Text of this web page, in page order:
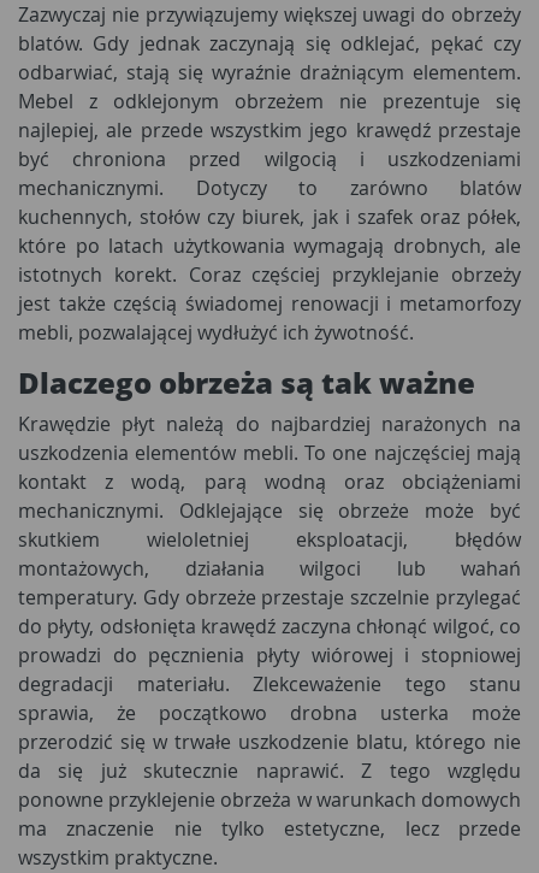
Zazwyczaj nie przywiązujemy większej uwagi do obrzeży
blatów. Gdy jednak zaczynają się odklejać, pękać czy
odbarwiać, stają się wyraźnie drażniącym elementem.
Mebel z odklejonym obrzeżem nie prezentuje się
najlepiej, ale przede wszystkim jego krawędź przestaje
być chroniona przed wilgocią i uszkodzeniami
mechanicznymi. Dotyczy to zarówno blatów
kuchennych, stołów czy biurek, jak i szafek oraz półek,
które po latach użytkowania wymagają drobnych, ale
istotnych korekt. Coraz częściej przyklejanie obrzeży
jest także częścią świadomej renowacji i metamorfozy
mebli, pozwalającej wydłużyć ich żywotność.
Dlaczego obrzeża są tak ważne
Krawędzie płyt należą do najbardziej narażonych na
uszkodzenia elementów mebli. To one najczęściej mają
kontakt z wodą, parą wodną oraz obciążeniami
mechanicznymi. Odklejające się obrzeże może być
skutkiem wieloletniej eksploatacji, błędów
montażowych, działania wilgoci lub wahań
temperatury. Gdy obrzeże przestaje szczelnie przylegać
do płyty, odsłonięta krawędź zaczyna chłonąć wilgoć, co
prowadzi do pęcznienia płyty wiórowej i stopniowej
degradacji materiału. Zlekceważenie tego stanu
sprawia, że początkowo drobna usterka może
przerodzić się w trwałe uszkodzenie blatu, którego nie
da się już skutecznie naprawić. Z tego względu
ponowne przyklejenie obrzeża w warunkach domowych
ma znaczenie nie tylko estetyczne, lecz przede
wszystkim praktyczne.